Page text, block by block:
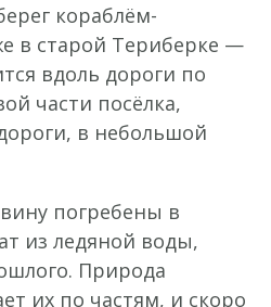
кораблём-
в старой Териберке —
вдоль дороги по
части посёлка,
в небольшой
погребены в
из ледяной воды,
Природа
их по частям, и скоро